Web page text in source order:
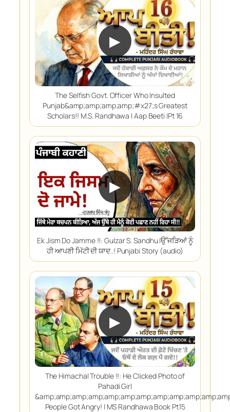
▶
The Selfish Govt. Officer Who Insulted
Punjab&amp;amp;amp;amp;#x27;s Greatest
Scholars!! M.S. Randhawa | Aap Beeti |Pt 16
▶
Ek Jism Do Jamme !!: Gulzar S. Sandhu |ਉੱਜੜਿਆਂ ਨੂੰ
ਹੀ ਆਪਣੀ ਮਿੱਟੀ ਦੀ ਯਾਦ..! Punjabi Story (audio)
▶
The Himachal Trouble !!: He Clicked Photo of
Pahadi Girl
People Got Angry! | MS Randhawa Book Pt15